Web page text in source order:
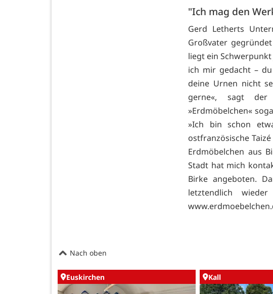
"Ich mag den
Gerd Letherts
Großvater
liegt ein
ich mir gedacht –
deine Urnen nicht
gerne«, sagt der
»Erdmöbelchen«
»Ich bin schon
ostfranzösische
Erdmöbelchen aus
Stadt hat mich
Birke angeboten.
letztendlich
Nach oben
Euskirchen Kall